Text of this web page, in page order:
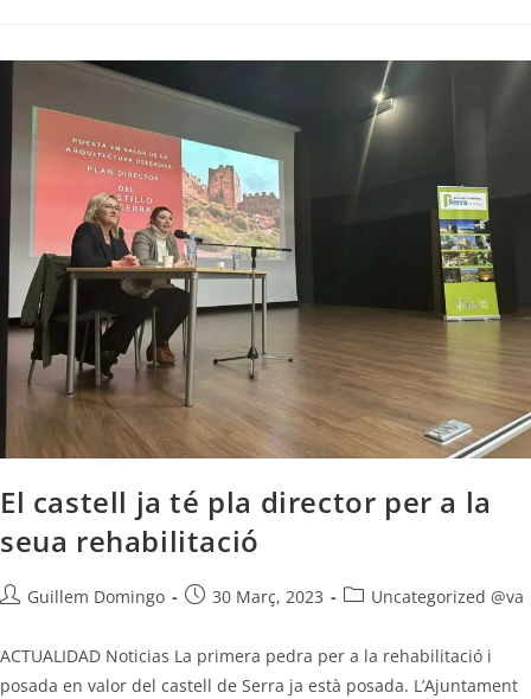
El castell ja té pla director per a la
seua rehabilitació
Guillem Domingo 30 Març, 2023 Uncategorized @va
ACTUALIDAD Noticias La primera pedra per a la rehabilitació i
posada en valor del castell de Serra ja està posada. L’Ajuntament